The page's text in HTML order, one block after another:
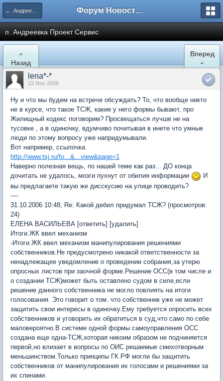
← Андреевка Форум Новостройки
п. Андреевка Проект Сервис
«
Назад
Вперед
»
lena*-*
15 Nov 2006
Ну и что мы будем на встрече обсуждать? То, что вообще никто
не в курсе, что такое ТСЖ, какие у него формы бывают, про
Жилищный кодекс поговорим? Просвещаться лучше не на
тусовке , а в одиночку, вдумчиво почитывая в инете что умные
люди по этому вопросу уже напридумывали.
Вот например, ссылочка
http://www.tsj.ru/fo...&...view&page=1
Наверно полезная вещь, по нашей теме как раз... ДО конца
дочитать не удалось, мозги пухнут от обилия информации
И
вы предлагаете такую же дисскусию на улице проводить?
----
31.10.2006 10:48, Re: Какой дебил придумал ТСЖ? (просмотров:
24)
ЕЛЕНА ВАСИЛЬЕВА [ответить] [удалить]
Итоги.ЖК ввел механизм
-Итоги.ЖК ввел механизм манипулирования решениями
собственников.Не предусмотрено никакой ответственности за
ненадлежащее уведомление о проведении собрания,за утерю
опросных листов при заочной форме.Решение ОСС(в том числе и
о создании ТСЖ)может быть оставлено судом в силе,если
решение данного собственника не могло повлиять на итоги
голосования. Это говорит о том. что собственник уже не может
защитить свои интересы в одиночку.Ему требуется опросить всех
собственников и уговорить их обратиться в суд,что само по себе
маловероятно.В системе одной формы самоуправления ОСС
создана еще одна-ТСЖ,которая никоим образом не подчиняется
первой,но влизает в вопросы по ОИС решаемые смехотворным
меньшинством.Только принципы ГК РФ могли бы защитить
собственников от манипулирования их голосами и решениями за
их спинами.